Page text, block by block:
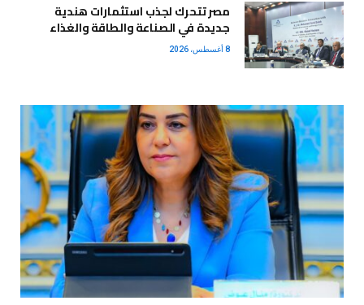
مصر تتحرك لجذب استثمارات هندية
جديدة في الصناعة والطاقة والغذاء
8 أغسطس، 2026